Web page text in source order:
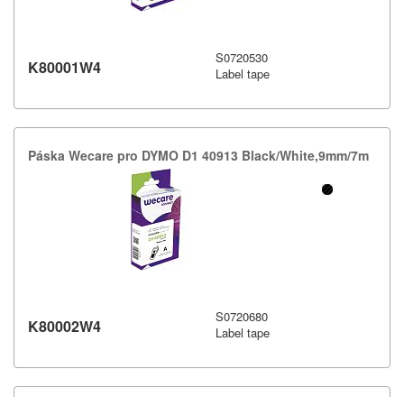
K80001W4
S0720530
Label tape
Páska Wecare pro DYMO D1 40913 Black/​White,​9mm/​7m
K80002W4
S0720680
Label tape